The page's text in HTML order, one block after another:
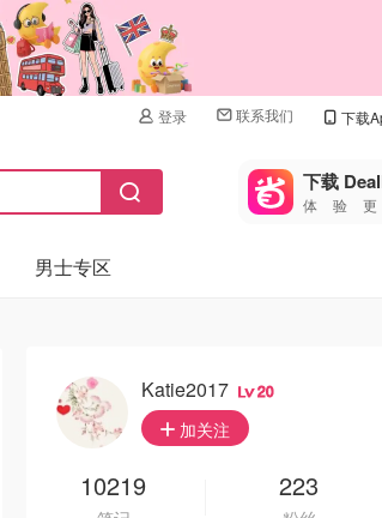
登录 联系我们 下载
🇺🇸
🇨🇳 中国
🇮🇹
下载
体验
男士专区
Katie2017 20
加关注
10219 223